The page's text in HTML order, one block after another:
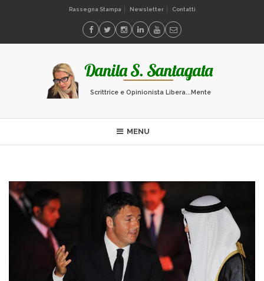
Rassegna Stampa Newsletter Contatti
Scrittrice e Opinionista Libera...Mente
MENU